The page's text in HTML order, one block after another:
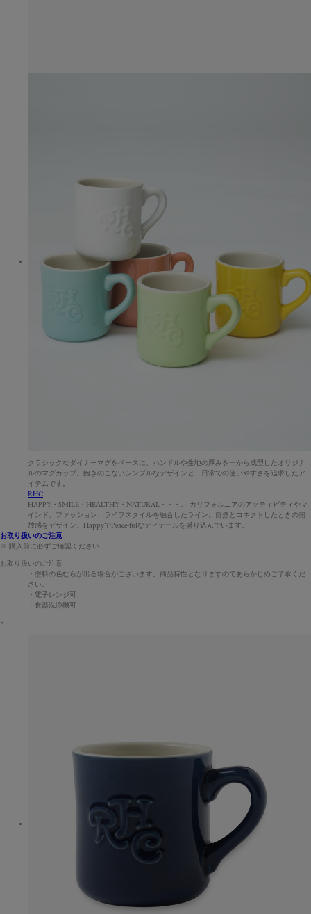
クラシックなダイナーマグをベースに、ハンドルや生地の厚みを一から成型したオリジナ
ルのマグカップ。飽きのこないシンプルなデザインと、日常での使いやすさを追求したア
イテムです。
RHC
HAPPY・SMILE・HEALTHY・NATURAL・・・。 カリフォルニアのアクティビティやマ
インド、ファッション、ライフスタイルを融合したライン。自然とコネクトしたときの開
放感をデザイン。HappyでPeace-fulなディテールを盛り込んでいます。
お取り扱いのご注意
※ 購入前に必ずご確認ください
お取り扱いのご注意
・塗料の色むらが出る場合がございます。商品特性となりますのであらかじめご了承くだ
さい。
・電子レンジ可
・食器洗浄機可
×